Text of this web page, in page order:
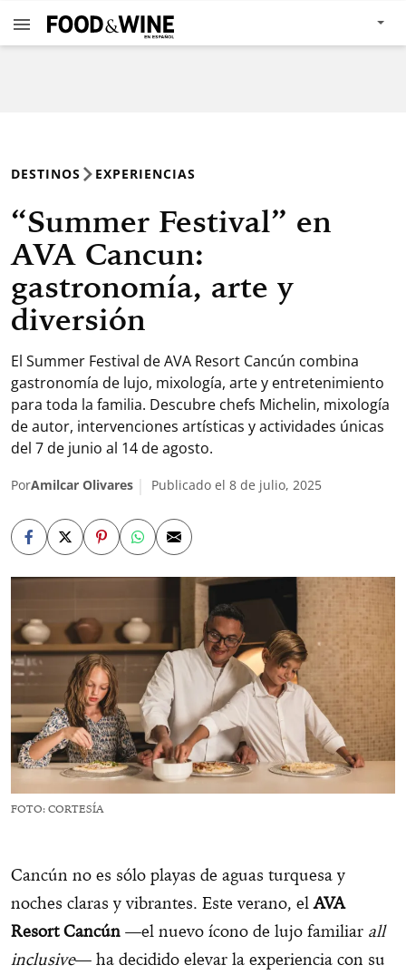
DESTINOS EXPERIENCIAS
“Summer Festival” en
AVA Cancun:
gastronomía, arte y
diversión
El Summer Festival de AVA Resort Cancún combina
gastronomía de lujo, mixología, arte y entretenimiento
para toda la familia. Descubre chefs Michelin, mixología
de autor, intervenciones artísticas y actividades únicas
del 7 de junio al 14 de agosto.
PorAmilcar Olivares Publicado el 8 de julio, 2025
FOTO: CORTESÍA
Cancún no es sólo playas de aguas turquesa y
noches claras y vibrantes. Este verano, elAVA
Resort Cancún —el nuevo ícono de lujo familiar all
inclusive— ha decidido elevar la experiencia con su